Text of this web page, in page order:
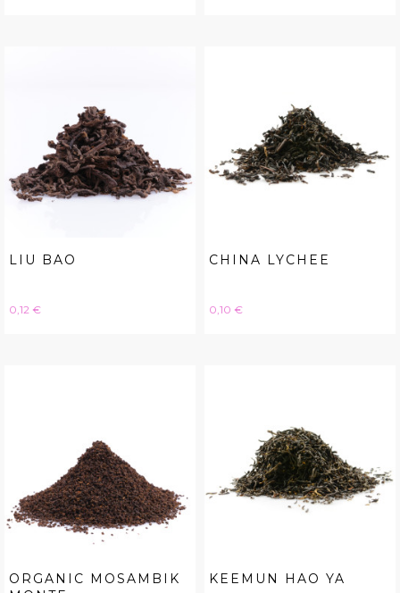
LIU BAO
Hinta
0,12 €
CHINA LYCHEE
Hinta
0,10 €
ORGANIC MOSAMBIK
KEEMUN HAO YA